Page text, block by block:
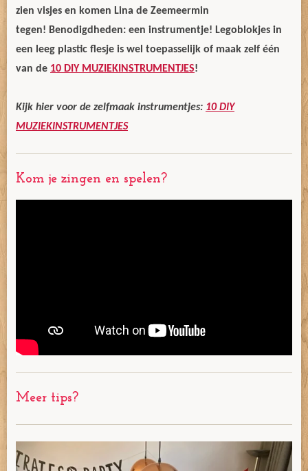
zien visjes en komen Lina de Zeemeermin
tegen! Benodigdheden: een instrumentje! Legoblokjes in
een leeg plastic flesje is wel toepasselijk of maak zelf één
van de 10 DIY MUZIEKINSTRUMENTJES!
Kijk hier voor de zelfmaak instrumentjes: 10 DIY
MUZIEKINSTRUMENTJES
Kom je zingen en spelen?
Meer tips?